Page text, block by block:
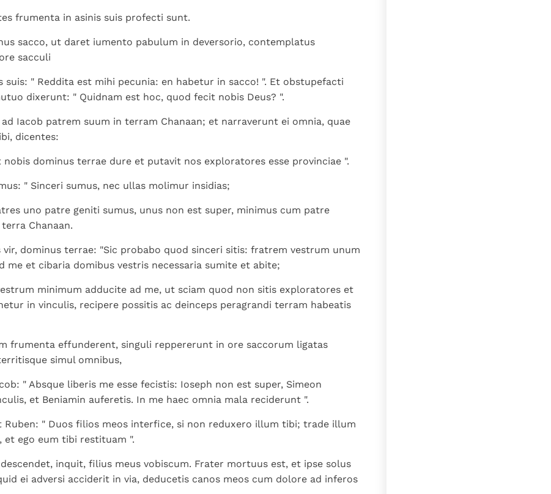
frumenta in asinis suis profecti sunt.
sacco, ut daret iumento pabulum in deversorio, contemplatus
sacculi
" Reddita est mihi pecunia: en habetur in sacco! ". Et obstupefacti
dixerunt: " Quidnam est hoc, quod fecit nobis Deus? ".
Iacob patrem suum in terram Chanaan; et narraverunt ei omnia, quae
dicentes:
nobis dominus terrae dure et putavit nos exploratores esse provinciae ".
" Sinceri sumus, nec ullas molimur insidias;
uno patre geniti sumus, unus non est super, minimus cum patre
Chanaan.
vir, dominus terrae: "Sic probabo quod sinceri sitis: fratrem vestrum unum
me et cibaria domibus vestris necessaria sumite et abite;
minimum adducite ad me, ut sciam quod non sitis exploratores et
in vinculis, recipere possitis ac deinceps peragrandi terram habeatis
frumenta effunderent, singuli reppererunt in ore saccorum ligatas
simul omnibus,
" Absque liberis me esse fecistis: Ioseph non est super, Simeon
et Beniamin auferetis. In me haec omnia mala reciderunt ".
Ruben: " Duos filios meos interfice, si non reduxero illum tibi; trade illum
et ego eum tibi restituam ".
inquit, filius meus vobiscum. Frater mortuus est, et ipse solus
ei adversi acciderit in via, deducetis canos meos cum dolore ad inferos